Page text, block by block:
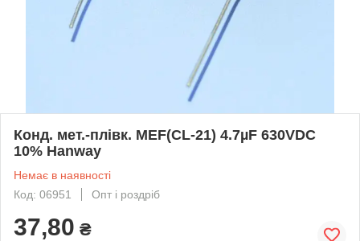
Конд. мет.-плівк. MEF(CL-21) 4.7µF 630VDC
10% Hanway
Немає в наявності
Код: 06951
Опт і роздріб
37,80 ₴